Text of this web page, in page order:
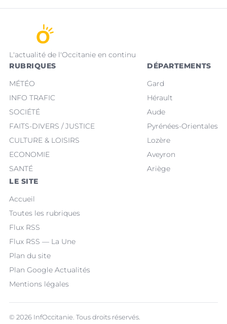
L'actualité de l'Occitanie en continu
RUBRIQUES
MÉTÉO
INFO TRAFIC
SOCIÉTÉ
FAITS-DIVERS / JUSTICE
CULTURE & LOISIRS
ECONOMIE
SANTÉ
DÉPARTEMENTS
Gard
Hérault
Aude
Pyrénées-Orientales
Lozère
Aveyron
Ariège
LE SITE
Accueil
Toutes les rubriques
Flux RSS
Flux RSS — La Une
Plan du site
Plan Google Actualités
Mentions légales
© 2026 InfOccitanie. Tous droits réservés.